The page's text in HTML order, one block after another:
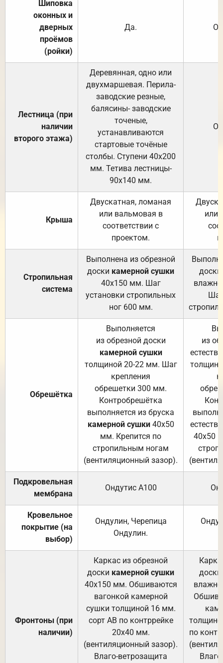
Шиповка
оконных и
дверных
проёмов
(ройки)
Да.
Лестница (при
наличии
второго этажа)
Деревянная, одно или
двухмаршевая. Перила-
заводские резные,
балясины- заводские
точеные,
устанавливаются
стартовые точёные
столбы. Ступени 40х200
мм. Тетива лестницы-
90х140 мм.
Крыша
Двускатная, ломаная
или вальмовая в
соответствии с
проектом.
или
Стропильная
система
Выполнена из обрезной
доски камерной сушки
40х150 мм. Шаг
установки стропильных
ног 600 мм.
доски
Обрешётка
Выполняется
из обрезной доски
камерной сушки
толщиной 20-22 мм. Шаг
крепления
обрешетки 300 мм.
Контробрешётка
выполняется из бруска
камерной сушки40х50
мм. Крепится по
стропильным ногам
(вентиляционный зазор).
из
40х50
Подкровельная
мембрана
Ондутис А100
Кровельное
покрытие (на
выбор)
Ондулин, Черепица
Ондулин.
Фронтоны (при
наличии)
Каркас из обрезной
доски камерной сушки
40х150 мм. Обшиваются
вагонкой камерной
сушки толщиной 16 мм.
сорт АВ по контррейке
20х40 мм.
(вентиляционный зазор).
Влаго-ветрозащита
доски
по